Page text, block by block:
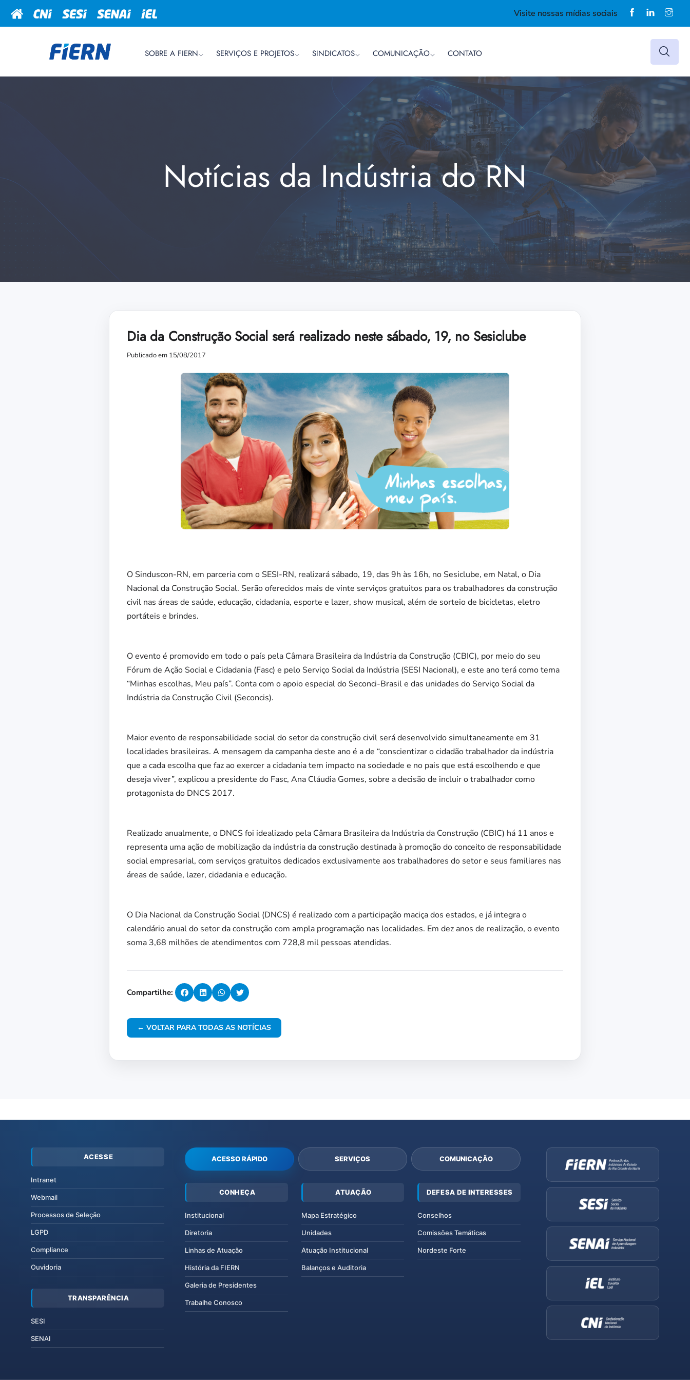
Visite nossas mídias sociais
SOBRE A FIERN SERVIÇOS E PROJETOS SINDICATOS COMUNICAÇÃO CONTATO
Notícias da Indústria do RN
Dia da Construção Social será realizado neste sábado, 19, no Sesiclube
Publicado em 15/08/2017
O Sinduscon-RN, em parceria com o SESI-RN, realizará sábado, 19, das 9h às 16h, no Sesiclube, em Natal, o Dia
Nacional da Construção Social. Serão oferecidos mais de vinte serviços gratuitos para os trabalhadores da construção
civil nas áreas de saúde, educação, cidadania, esporte e lazer, show musical, além de sorteio de bicicletas, eletro
portáteis e brindes.
O evento é promovido em todo o país pela Câmara Brasileira da Indústria da Construção (CBIC), por meio do seu
Fórum de Ação Social e Cidadania (Fasc) e pelo Serviço Social da Indústria (SESI Nacional), e este ano terá como tema
“Minhas escolhas, Meu país”. Conta com o apoio especial do Seconci-Brasil e das unidades do Serviço Social da
Indústria da Construção Civil (Seconcis).
Maior evento de responsabilidade social do setor da construção civil será desenvolvido simultaneamente em 31
localidades brasileiras. A mensagem da campanha deste ano é a de “conscientizar o cidadão trabalhador da indústria
que a cada escolha que faz ao exercer a cidadania tem impacto na sociedade e no pais que está escolhendo e que
deseja viver”, explicou a presidente do Fasc, Ana Cláudia Gomes, sobre a decisão de incluir o trabalhador como
protagonista do DNCS 2017.
Realizado anualmente, o DNCS foi idealizado pela Câmara Brasileira da Indústria da Construção (CBIC) há 11 anos e
representa uma ação de mobilização da indústria da construção destinada à promoção do conceito de responsabilidade
social empresarial, com serviços gratuitos dedicados exclusivamente aos trabalhadores do setor e seus familiares nas
áreas de saúde, lazer, cidadania e educação.
O Dia Nacional da Construção Social (DNCS) é realizado com a participação maciça dos estados, e já integra o
calendário anual do setor da construção com ampla programação nas localidades. Em dez anos de realização, o evento
soma 3,68 milhões de atendimentos com 728,8 mil pessoas atendidas.
Compartilhe:
← VOLTAR PARA TODAS AS NOTÍCIAS
ACESSE
Intranet
Webmail
Processos de Seleção
LGPD
Compliance
Ouvidoria
TRANSPARÊNCIA
SESI
SENAI
ACESSO RÁPIDO SERVIÇOS COMUNICAÇÃO
CONHEÇA
Institucional
Diretoria
Linhas de Atuação
História da FIERN
Galeria de Presidentes
Trabalhe Conosco
ATUAÇÃO
Mapa Estratégico
Unidades
Atuação Institucional
Balanços e Auditoria
DEFESA DE INTERESSES
Conselhos
Comissões Temáticas
Nordeste Forte